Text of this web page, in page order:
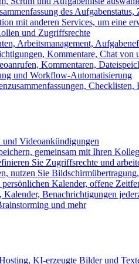
des
mit anderen Services, um eine
und Zugriffsrechte
Arbeitsmanagement,
Kommentare, Chat von
Kommentaren,
und Workflow-Automatisierung
Checklisten,
Videoankündigungen
gemeinsam mit Ihren
Sie Zugriffsrechte und
nutzen Sie
Kalender, offene
Benachrichtigungen
und mehr
KI-erzeugte Bilder und